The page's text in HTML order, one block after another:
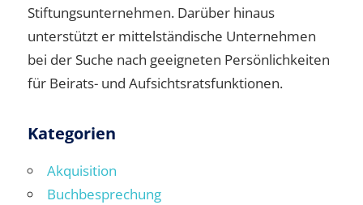
Stiftungsunternehmen. Darüber hinaus
unterstützt er mittelständische Unternehmen
bei der Suche nach geeigneten Persönlichkeiten
für Beirats- und Aufsichtsratsfunktionen.
Kategorien
Akquisition
Buchbesprechung